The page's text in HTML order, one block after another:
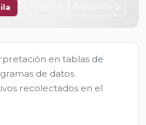
en tablas de
de datos
recolectados en el